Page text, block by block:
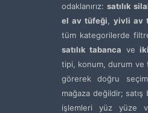
odaklanırız: satılık
el av tüfeği, yivli av
tüm kategorilerde
satılık tabanca ve
tipi, konum, durum ve
görerek doğru
mağaza değildir;
işlemleri yüz yüze